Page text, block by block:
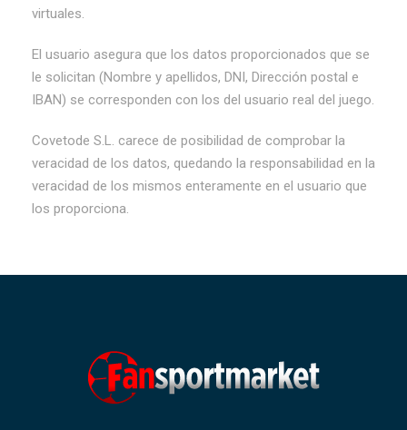
virtuales.
El usuario asegura que los datos proporcionados que se
le solicitan (Nombre y apellidos, DNI, Dirección postal e
IBAN) se corresponden con los del usuario real del juego.
Covetode S.L. carece de posibilidad de comprobar la
veracidad de los datos, quedando la responsabilidad en la
veracidad de los mismos enteramente en el usuario que
los proporciona.